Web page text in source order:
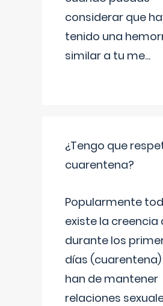
considerar que
tenido una
similar a tu me...
¿Tengo que
cuarentena?
Popularmente
existe la creencia
durante los
días (cuarentena)
han de mantener
relaciones